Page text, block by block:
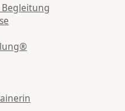
Begleitung